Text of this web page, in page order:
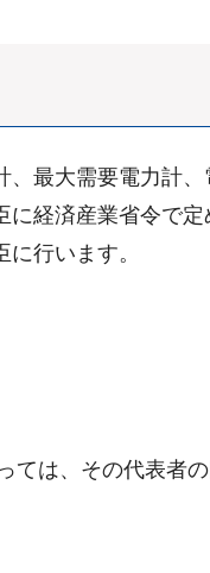
最大需要電力計
経済産業省令で
行います。
ては、その代表者